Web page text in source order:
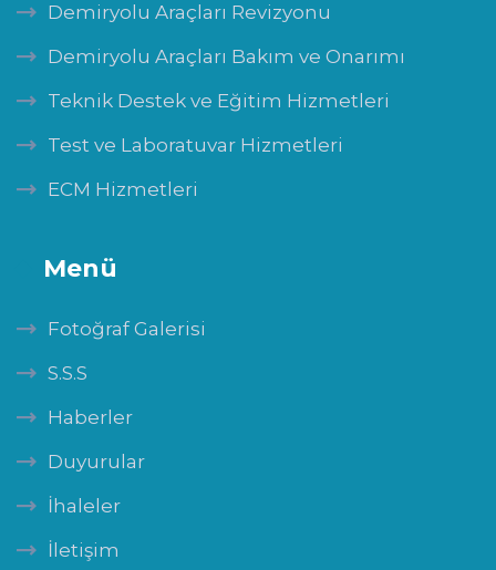
Demiryolu Araçları Revizyonu
Demiryolu Araçları Bakım ve Onarımı
Teknik Destek ve Eğitim Hizmetleri
Test ve Laboratuvar Hizmetleri
ECM Hizmetleri
Menü
Fotoğraf Galerisi
S.S.S
Haberler
Duyurular
İhaleler
İletişim